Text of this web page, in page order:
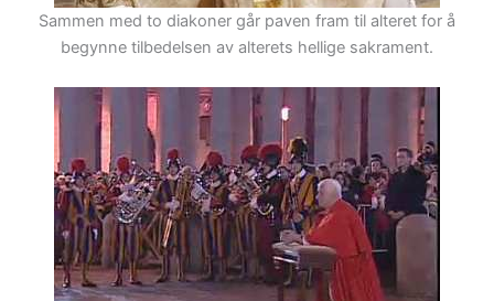
Sammen med to diakoner går paven fram til alteret for å
begynne tilbedelsen av alterets hellige sakrament.